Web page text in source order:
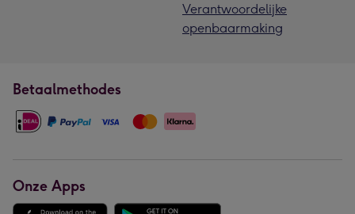
Verantwoordelijke
openbaarmaking
Betaalmethodes
Onze Apps